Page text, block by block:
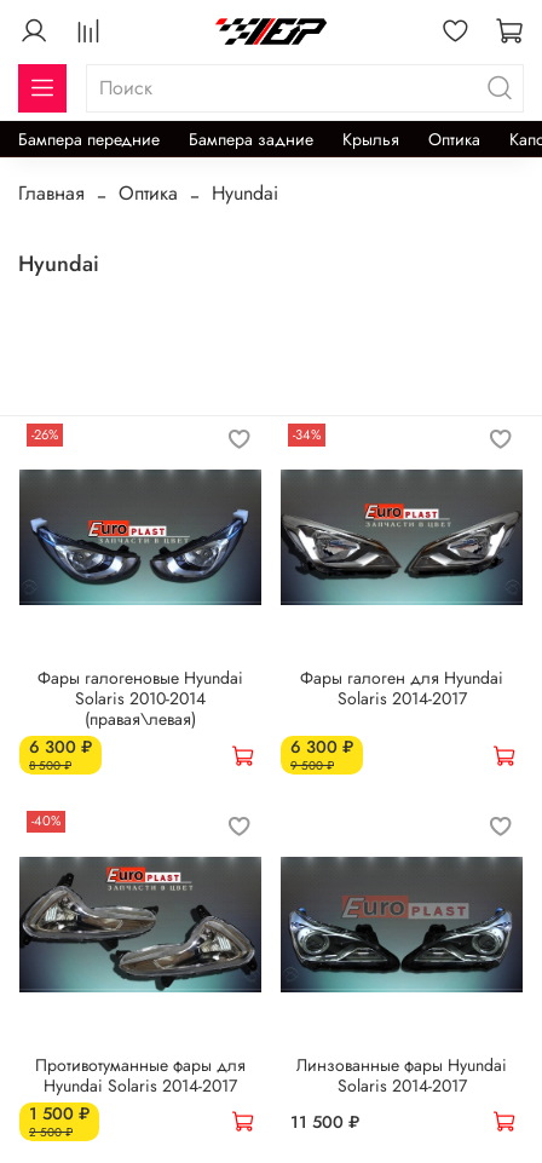
Бампера передние Бампера задние Крылья Оптика
Главная Оптика Hyundai
Hyundai
-26%
Фары галогеновые Hyundai
Solaris 2010-2014
(правая\левая)
6 300 ₽
8 500 ₽
-34%
Фары галоген для Hyundai
Solaris 2014-2017
6 300 ₽
9 500 ₽
-40%
Противотуманные фары для
Hyundai Solaris 2014-2017
1 500 ₽
2 500 ₽
Линзованные фары Hyundai
Solaris 2014-2017
11 500 ₽